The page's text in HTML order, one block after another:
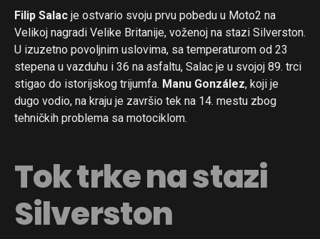
Filip Salac je ostvario svoju prvu pobedu u Moto2 na
Velikoj nagradi Velike Britanije, voženoj na stazi Silverston.
U izuzetno povoljnim uslovima, sa temperaturom od 23
stepena u vazduhu i 36 na asfaltu, Salac je u svojoj 89. trci
stigao do istorijskog trijumfa. Manu González, koji je
dugo vodio, na kraju je završio tek na 14. mestu zbog
tehničkih problema sa motociklom.
Tok trke na stazi
Silverston